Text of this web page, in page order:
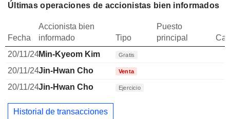
Últimas operaciones de accionistas bien informados
Fecha
Accionista bien
informado
Tipo
Puesto
principal
20/11/24Min-Kyeom Kim Gratis
20/11/24Jin-Hwan Cho Venta
20/11/24Jin-Hwan Cho Ejercicio
Historial de transacciones